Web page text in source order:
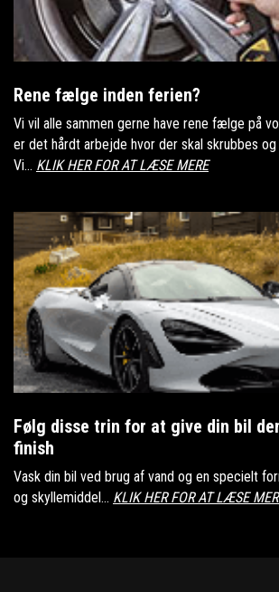
Rene fælge inden ferien?
Vi vil alle sammen gerne have rene fælge på
er det hårdt arbejde hvor der skal skrubbes og
Vi... KLIK HER FOR AT LÆSE MERE
Følg disse trin for at give din bil
finish
Vask din bil ved brug af vand og en specielt
og skyllemiddel... KLIK HER FOR AT LÆSE